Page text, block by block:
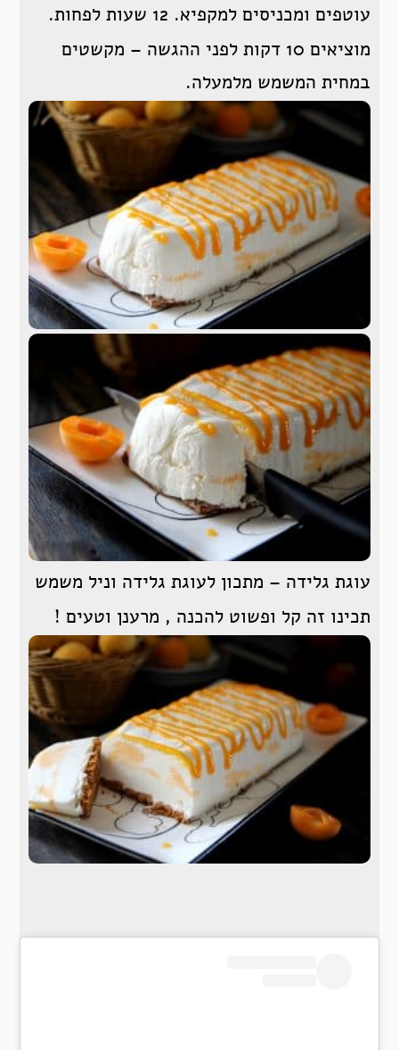
עוטפים ומכניסים למקפיא. 12 שעות לפחות.
מוציאים 10 דקות לפני ההגשה – מקשטים
במחית המשמש מלמעלה.
עוגת גלידה – מתכון לעוגת גלידה וניל משמש
תכינו זה קל ופשוט להכנה , מרענן וטעים !